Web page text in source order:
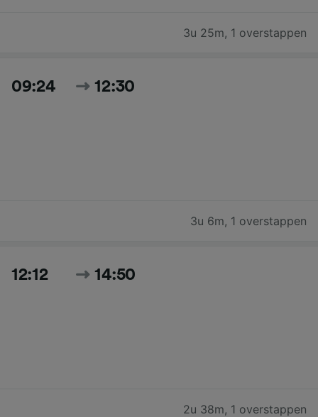
3u 25m, 1 overstappen
09:24 12:30
3u 6m, 1 overstappen
12:12 14:50
2u 38m, 1 overstappen